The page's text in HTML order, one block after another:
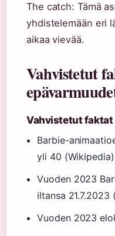
The catch: Tämä
yhdistelemään eri
aikaa vievää.
Vahvistetut
Vahvistetut faktat
Barbie-
yli 40 (Wikipedia)
Vuoden 2023
iltansa
Vuoden 2023